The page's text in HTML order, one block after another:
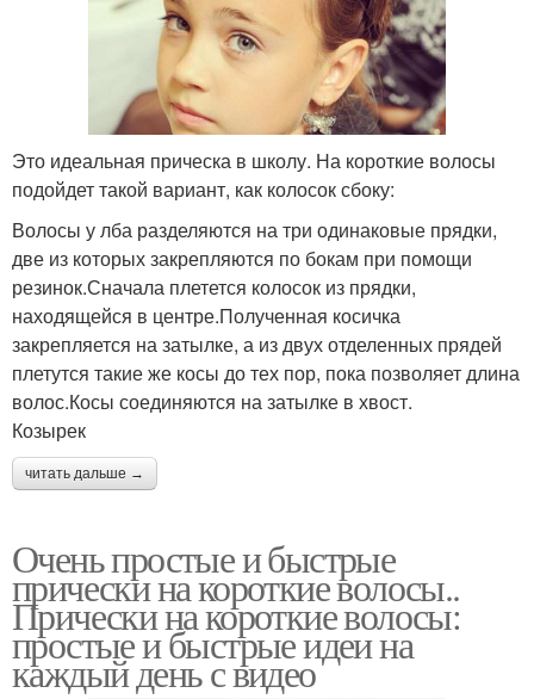
Это идеальная прическа в школу. На короткие волосы
подойдет такой вариант, как колосок сбоку:
Волосы у лба разделяются на три одинаковые прядки,
две из которых закрепляются по бокам при помощи
резинок.Сначала плетется колосок из прядки,
находящейся в центре.Полученная косичка
закрепляется на затылке, а из двух отделенных прядей
плетутся такие же косы до тех пор, пока позволяет длина
волос.Косы соединяются на затылке в хвост.
Козырек
читать дальше →
Очень простые и быстрые
прически на короткие волосы..
Прически на короткие волосы:
простые и быстрые идеи на
каждый день с видео